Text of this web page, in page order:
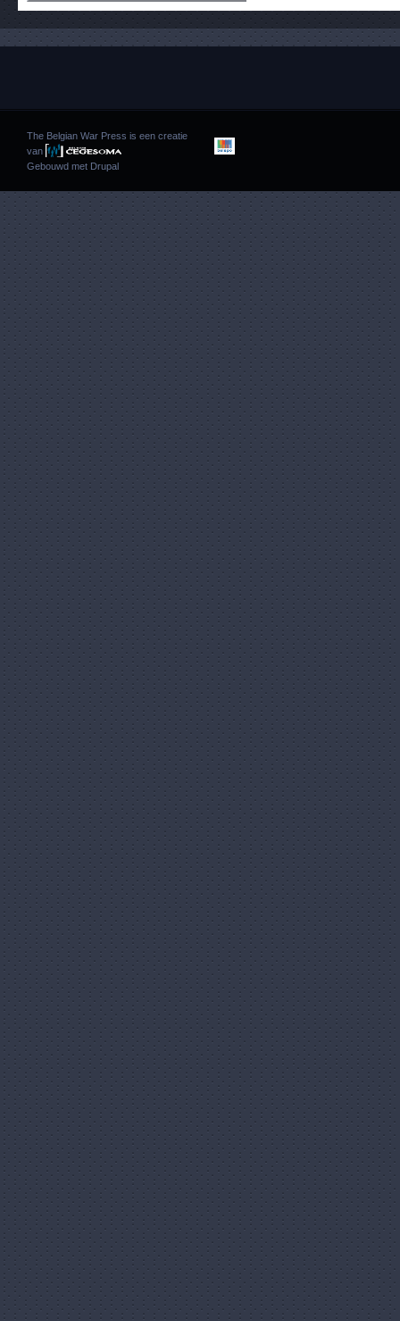
The Belgian War Press is een creatie
van
Gebouwd met Drupal